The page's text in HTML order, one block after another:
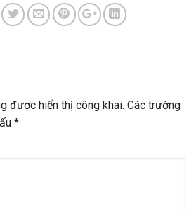
được hiển thị công khai. Các trường
*